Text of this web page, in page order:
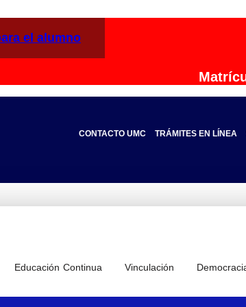
el alumno
CONTACTO UMC TRÁMITES EN LÍNEA
Educación Continua Vinculación